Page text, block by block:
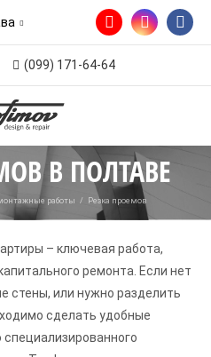
(099) 171-64-64
В ПОЛТАВЕ
работы / Резка проемов
– ключевая работа,
ремонта. Если нет
стены, или нужно разделить
сделать удобные